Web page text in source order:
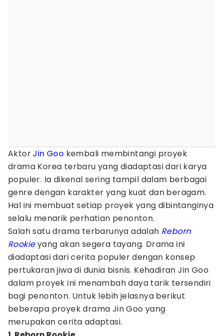
AktorJin Goo kembali membintangi proyek
drama Korea terbaru yang diadaptasi dari karya
populer. Ia dikenal sering tampil dalam berbagai
genre dengan karakter yang kuat dan beragam.
Hal ini membuat setiap proyek yang dibintanginya
selalu menarik perhatian penonton.
Salah satu drama terbarunya adalah Reborn
Rookieyang akan segera tayang. Drama ini
diadaptasi dari cerita populer dengan konsep
pertukaran jiwa di dunia bisnis. Kehadiran Jin Goo
dalam proyek ini menambah daya tarik tersendiri
bagi penonton. Untuk lebih jelasnya berikut
beberapa proyek drama Jin Goo yang
merupakan cerita adaptasi.